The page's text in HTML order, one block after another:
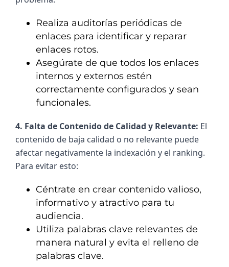
Realiza auditorías periódicas de
enlaces para identificar y reparar
enlaces rotos.
Asegúrate de que todos los enlaces
internos y externos estén
correctamente configurados y sean
funcionales.
4. Falta de Contenido de Calidad y Relevante: El
contenido de baja calidad o no relevante puede
afectar negativamente la indexación y el ranking.
Para evitar esto:
Céntrate en crear contenido valioso,
informativo y atractivo para tu
audiencia.
Utiliza palabras clave relevantes de
manera natural y evita el relleno de
palabras clave.